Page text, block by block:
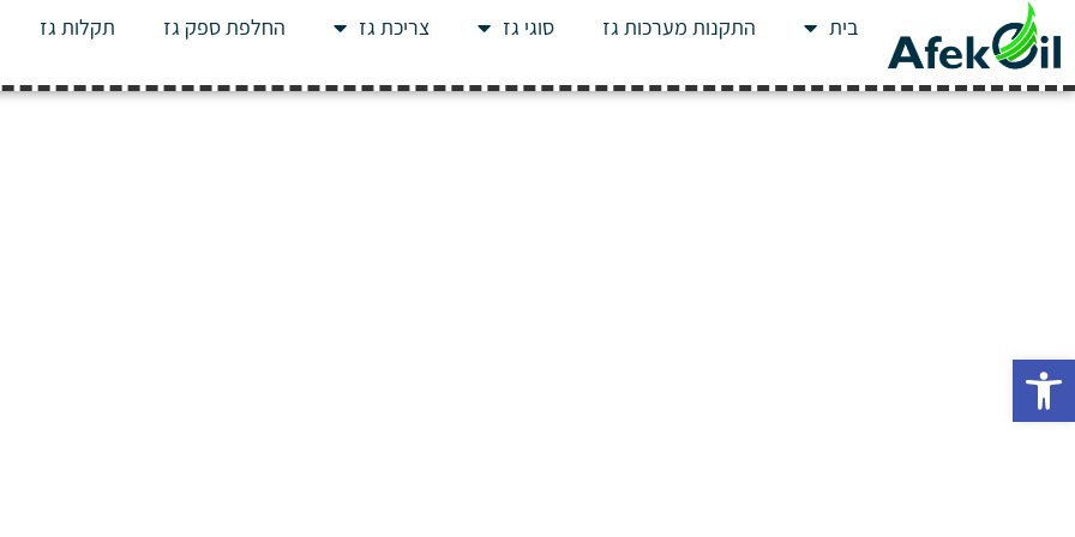
פתח סרגל נגישות
בית התקנות מערכות גז סוגי גז צריכת גז החלפת ספק גז תקלות גז